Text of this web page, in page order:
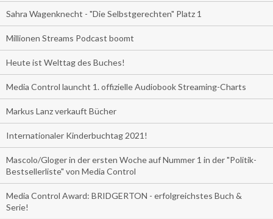
Sahra Wagenknecht - "Die Selbstgerechten" Platz 1
Millionen Streams Podcast boomt
Heute ist Welttag des Buches!
Media Control launcht 1. offizielle Audiobook Streaming-Charts
Markus Lanz verkauft Bücher
Internationaler Kinderbuchtag 2021!
Mascolo/Gloger in der ersten Woche auf Nummer 1 in der "Politik-
Bestsellerliste" von Media Control
Media Control Award: BRIDGERTON - erfolgreichstes Buch &
Serie!